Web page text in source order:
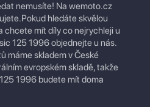
nemusíte! Na wemoto.cz
hledáte skvělou
chcete mít díly co nejrychleji u
125 1996 objednejte u nás.
máme skladem v České
evropském skladě, takže
1996 budete mít doma